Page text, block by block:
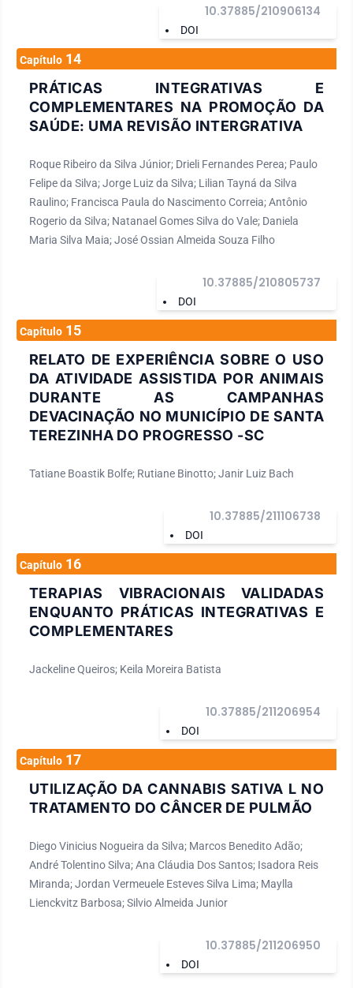
DOI
10.37885/210906134
Capítulo 14
PRÁTICAS INTEGRATIVAS E
COMPLEMENTARES NA PROMOÇÃO DA
SAÚDE: UMA REVISÃO INTERGRATIVA
Roque Ribeiro da Silva Júnior; Drieli Fernandes Perea; Paulo
Felipe da Silva; Jorge Luiz da Silva; Lilian Tayná da Silva
Raulino; Francisca Paula do Nascimento Correia; Antônio
Rogerio da Silva; Natanael Gomes Silva do Vale; Daniela
Maria Silva Maia; José Ossian Almeida Souza Filho
DOI
10.37885/210805737
Capítulo 15
RELATO DE EXPERIÊNCIA SOBRE O USO
DA ATIVIDADE ASSISTIDA POR ANIMAIS
DURANTE AS CAMPANHAS
DEVACINAÇÃO NO MUNICÍPIO DE SANTA
TEREZINHA DO PROGRESSO -SC
Tatiane Boastik Bolfe; Rutiane Binotto; Janir Luiz Bach
DOI
10.37885/211106738
Capítulo 16
TERAPIAS VIBRACIONAIS VALIDADAS
ENQUANTO PRÁTICAS INTEGRATIVAS E
COMPLEMENTARES
Jackeline Queiros; Keila Moreira Batista
DOI
10.37885/211206954
Capítulo 17
UTILIZAÇÃO DA CANNABIS SATIVA L NO
TRATAMENTO DO CÂNCER DE PULMÃO
Diego Vinicius Nogueira da Silva; Marcos Benedito Adão;
André Tolentino Silva; Ana Cláudia Dos Santos; Isadora Reis
Miranda; Jordan Vermeuele Esteves Silva Lima; Maylla
Lienckvitz Barbosa; Silvio Almeida Junior
DOI
10.37885/211206950